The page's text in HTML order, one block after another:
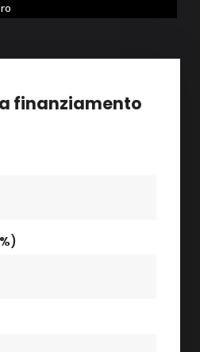
finanziamento